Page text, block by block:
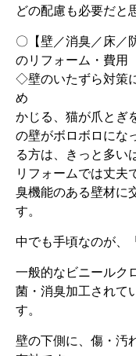
どの配慮も必要だと
〇【壁／消臭／床／
のリフォーム・費用
◇壁のいたずら対策
め
かじる、猫が爪とぎ
の壁がボロボロにな
る方は、きっと多い
リフォームでは丈夫
臭機能のある壁材に
す。
中でも手頃なのが、
一般的なビニールク
菌・消臭加工されて
す。
壁の下側に、傷・汚